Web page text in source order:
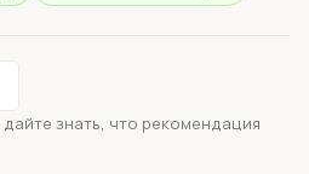
знать, что рекомендация